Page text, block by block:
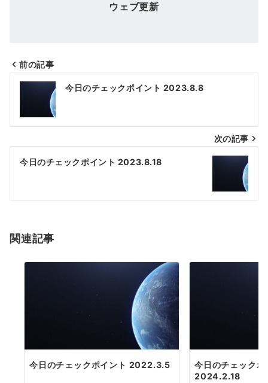
ウェブ更新
投
ナ
ビ
ゲ
シ
ン
前の記事
今日のチェックポイント 2023.8.8
次の記事
今日のチェックポイント 2023.8.18
関連記事
今日のチェックポイント 2022.3.5
今日のチェックポ
2024.2.18